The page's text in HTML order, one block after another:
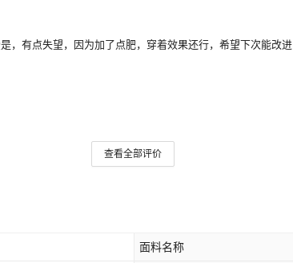
，有点失望，因为加了点肥，穿着效果还行，希望下次能改进
查看全部评价
面料名称